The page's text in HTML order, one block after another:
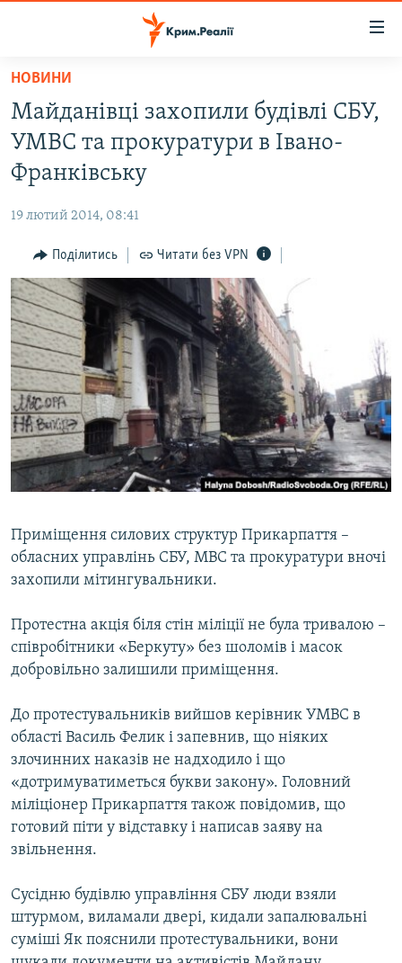
Перейти
основного
матеріалу
Перейти
до
основної
Перейти
до
пошуку
ВОДА.КРИМ
ВІДЕО ТА ФОТО
БЛОГИ
ПОГЛЯД
ІНТЕРВ'Ю
ВСЕ ЗА ДЕНЬ
СПЕЦПРОЕКТИ
ДЕПОРТАЦІЯ
ВІДЕОУРОКИ «ELIFBE»
СВІДЧЕННЯ ОКУПАЦІЇ
УКРАЇНСЬКА ПРОБЛЕМА КРИМУ
ЯК ОБІЙТИ БЛОКУВАННЯ
Русский
Qırımtatar
НОВИНИ
Майданівці захопили будівлі СБУ,
УМВС та прокуратури в Івано-
Франківську
19 лютий 2014, 08:41
Поділитись Читати без VPN
Приміщення силових структур Прикарпаття –
обласних управлінь СБУ, МВС та прокуратури вночі
захопили мітингувальники.
Протестна акція біля стін міліції не була тривалою –
співробітники «Беркуту» без шоломів і масок
добровільно залишили приміщення.
До протестувальників вийшов керівник УМВС в
області Василь Фелик і запевнив, що ніяких
злочинних наказів не надходило і що
«дотримуватиметься букви закону». Головний
міліціонер Прикарпаття також повідомив, що
готовий піти у відставку і написав заяву на
звільнення.
Сусідню будівлю управління СБУ люди взяли
штурмом, виламали двері, кидали запалювальні
суміші Як пояснили протестувальники, вони